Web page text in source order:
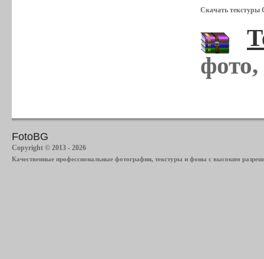
Скачать текстуры
FotoBG
Copyright © 2013 - 2026
Качественные профессиональные фотографии, текстуры и фоны с высоким